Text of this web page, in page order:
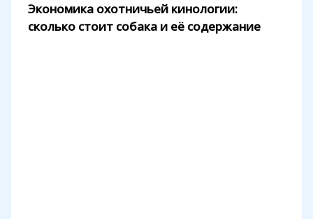
Экономика охотничьей кинологии:
сколько стоит собака и её содержание